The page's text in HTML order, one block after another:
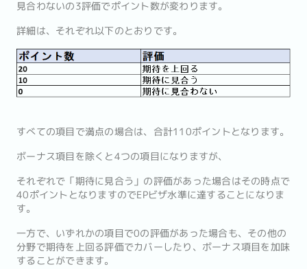
見合わないの3評価でポイント数が変わります。
詳細は、それぞれ以下のとおりです。
すべての項目で満点の場合は、合計110ポイントとなります。
ボーナス項目を除くと4つの項目になりますが、
それぞれで「期待に見合う」の評価があった場合はその時点で
40ポイントとなりますのでEPビザ水準に達することになりま
す。
一方で、いずれかの項目で0の評価があった場合も、その他の
分野で期待を上回る評価でカバーしたり、ボーナス項目を加味
することができます。